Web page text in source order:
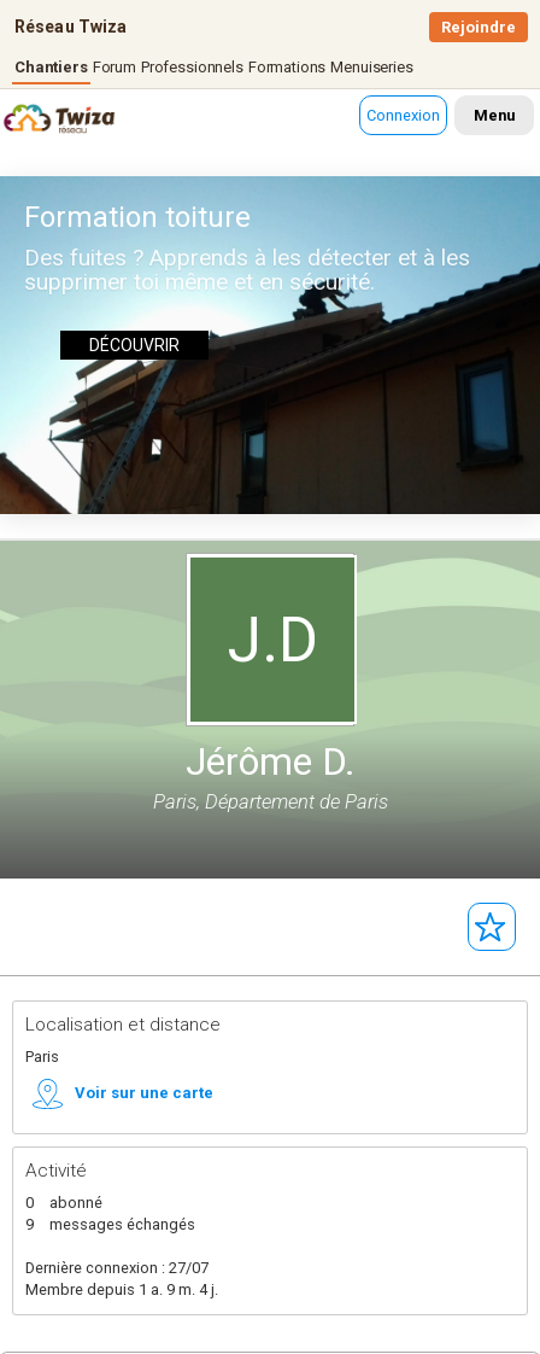
Réseau Twiza
Chantiers Forum Professionnels Formations Menuiseries
Rejoindre
Connexion Menu
Formation toiture
Des fuites ? Apprends à les détecter et à les
supprimer toi même et en sécurité.
DÉCOUVRIR
J.D
Jérôme D.
Paris, Département de Paris
Localisation et distance
Paris
Voir sur une carte
Activité
0
abonné
9
messages échangés
Dernière connexion : 27/07
Membre depuis 1 a. 9 m. 4 j.